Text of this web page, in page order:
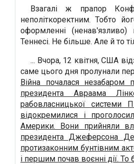
Взагалі ж прапор
неполіткоректним. Тобто
оформленні
Теннесі. Не більше. Але й то
... Вчора, 12 квітня, США
саме цього дня пролунали
Війна почалася незабаром
президента Авраама
рабовласницької системи
відокремилися і
Америки. Вони прийняли
президента Джеферсона
протизаконним бунтівним
і першим почав воєнні дії.